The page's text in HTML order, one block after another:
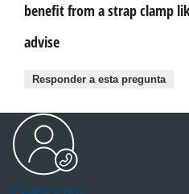
benefit from a strap clamp
advise
Responder a esta pregunta
Contáctenos